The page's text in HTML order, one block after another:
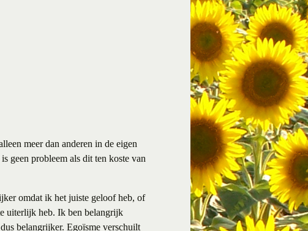
meer dan anderen in de eigen
geen probleem als dit ten koste van
omdat ik het juiste geloof heb, of
uiterlijk heb. Ik ben belangrijk
belangrijker. Egoïsme verschuilt